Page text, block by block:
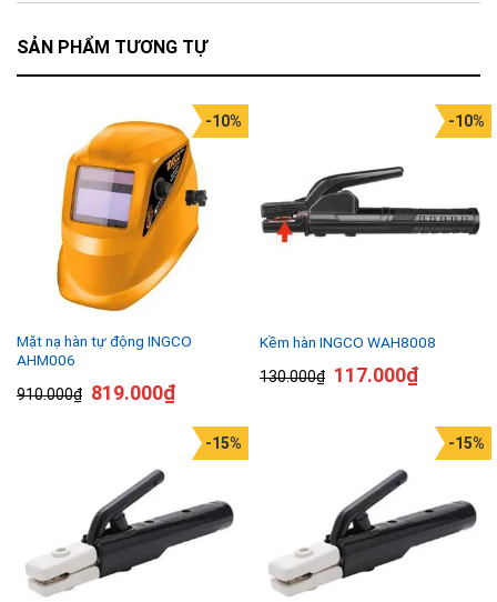
SẢN PHẨM TƯƠNG TỰ
Mặt nạ hàn tự động INGCO
AHM006
910.000₫
-10%
819.000₫
Kềm hàn INGCO WAH8008
130.000₫
-10%
117.000₫
-15% -15%